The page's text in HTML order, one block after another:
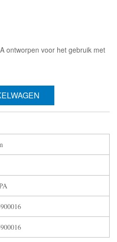
ontworpen voor het gebruik met